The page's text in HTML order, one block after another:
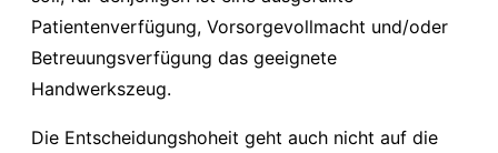
Patientenverfügung, Vorsorgevollmacht und/oder
Betreuungsverfügung das geeignete
Handwerkszeug.
Die Entscheidungshoheit geht auch nicht auf die